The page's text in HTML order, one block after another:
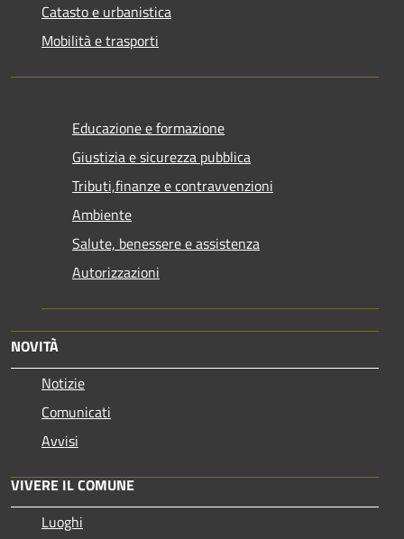
Catasto e urbanistica
Mobilità e trasporti
Educazione e formazione
Giustizia e sicurezza pubblica
Tributi,finanze e contravvenzioni
Ambiente
Salute, benessere e assistenza
Autorizzazioni
NOVITÀ
Notizie
Comunicati
Avvisi
VIVERE IL COMUNE
Luoghi